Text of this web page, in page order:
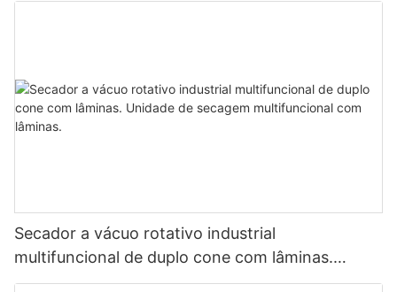
Secador a vácuo rotativo industrial
multifuncional de duplo cone com lâminas.
Unidade de secagem multifuncional com